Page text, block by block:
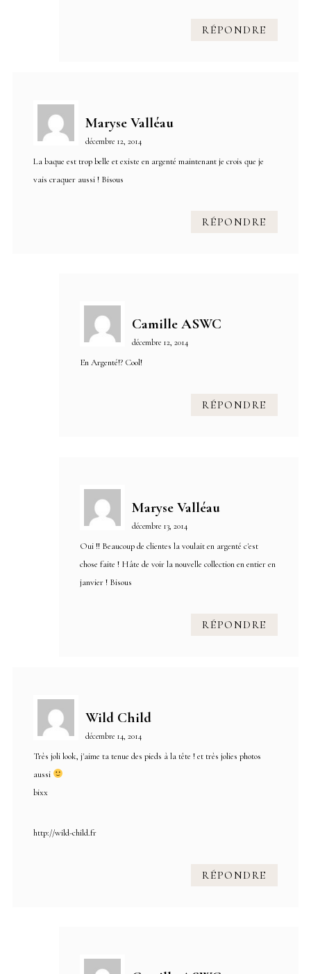
RÉPONDRE
Maryse Valléau
décembre 12, 2014
La baque est trop belle et existe en argenté maintenant je crois que je
vais craquer aussi ! Bisous
RÉPONDRE
Camille ASWC
décembre 12, 2014
En Argenté!? Cool!
RÉPONDRE
Maryse Valléau
décembre 13, 2014
Oui !! Beaucoup de clientes la voulait en argenté c'est
chose faite ! Hâte de voir la nouvelle collection en entier en
janvier ! Bisous
RÉPONDRE
Wild Child
décembre 14, 2014
Très joli look, j'aime ta tenue des pieds à la tête ! et très jolies photos
aussi
bixx
http://wild-child.fr
RÉPONDRE